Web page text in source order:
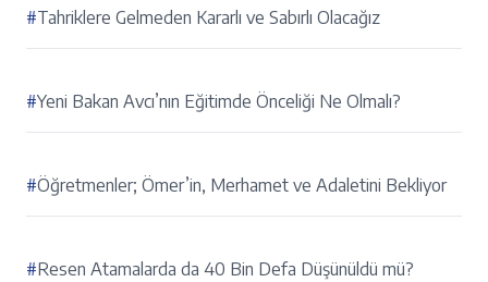
#Tahriklere Gelmeden Kararlı ve Sabırlı Olacağız
#Yeni Bakan Avcı’nın Eğitimde Önceliği Ne Olmalı?
#Öğretmenler; Ömer’in, Merhamet ve Adaletini Bekliyor
#Resen Atamalarda da 40 Bin Defa Düşünüldü mü?